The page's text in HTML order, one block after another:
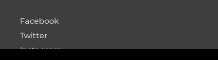
Facebook
Twitter
Instagram